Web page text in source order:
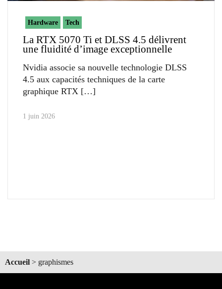
Hardware Tech
La RTX 5070 Ti et DLSS 4.5 délivrent
une fluidité d’image exceptionnelle
Nvidia associe sa nouvelle technologie DLSS
4.5 aux capacités techniques de la carte
graphique RTX
1 juin 2026
Accueil > graphismes